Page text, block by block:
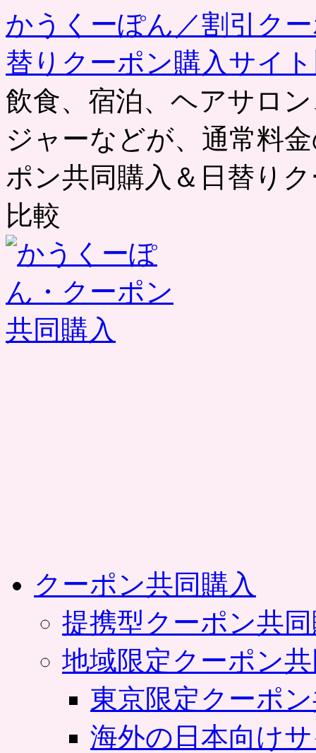
かうくーぽん／割引ク
替りクーポン購入サイ
飲食、宿泊、ヘアサロ
ジャーなどが、通常料
ポン共同購入＆日替り
比較
クーポン共同購入
提携型クーポン共
地域限定クーポン
東京限定クーポ
海外の日本向け